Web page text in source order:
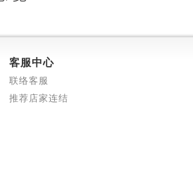
客服中心
联络客服
推荐店家连结